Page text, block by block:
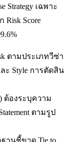
เฉพาะ
Score
ตามประเภทวีซ่า
ะ Style การตัดสิน
ต้องระบุความ
ตามรูป